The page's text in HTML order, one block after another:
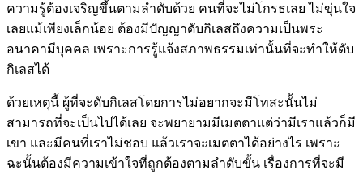
ความรู้ต้องเจริญขึ้นตามลำดับด้วย คนที่จะไม่โกรธเลย ไม่ขุ่นใจ
เลยแม้เพียงเล็กน้อย ต้องมีปัญญาดับกิเลสถึงความเป็นพระ
อนาคามีบุคคล เพราะการรู้แจ้งสภาพธรรมเท่านั้นที่จะทำให้ดับ
กิเลสได้
ด้วยเหตุนี้ ผู้ที่จะดับกิเลสโดยการไม่อยากจะมีโทสะนั้นไม่
สามารถที่จะเป็นไปได้เลย จะพยายามมีเมตตาแต่ว่ามีเราแล้วก็มี
เขา และมีคนที่เราไม่ชอบ แล้วเราจะเมตตาได้อย่างไร เพราะ
ฉะนั้นต้องมีความเข้าใจที่ถูกต้องตามลำดับขั้น เรื่องการที่จะมี